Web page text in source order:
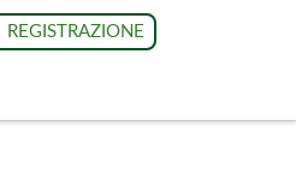
REGISTRAZIONE